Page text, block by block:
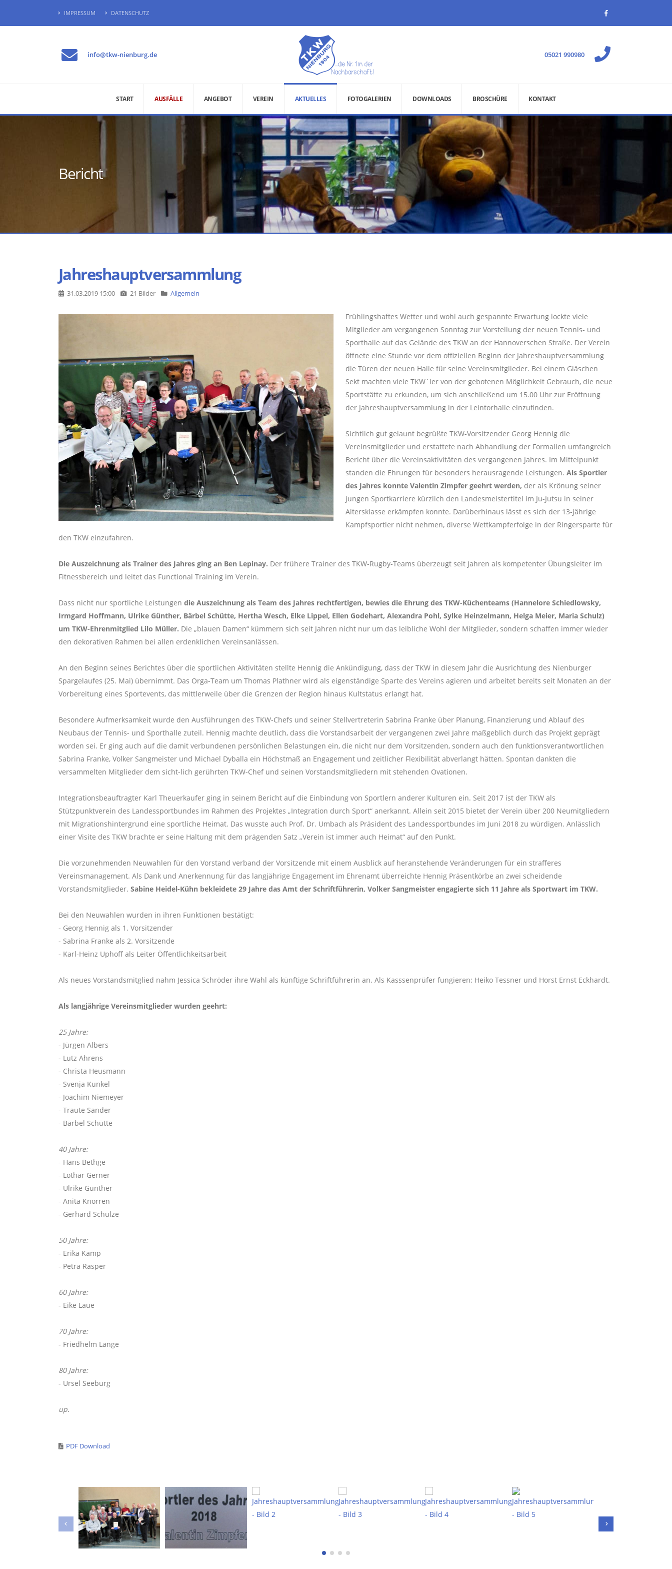
IMPRESSUM DATENSCHUTZ
info@tkw-nienburg.de 05021 990980
START AUSFÄLLE ANGEBOT VEREIN AKTUELLES FOTOGALERIEN DOWNLOADS BROSCHÜRE KONTAKT
Bericht
Jahreshauptversammlung
31.03.2019 15:00 21 Bilder Allgemein
Frühlingshaftes Wetter und wohl auch gespannte Erwartung lockte viele
Mitglieder am vergangenen Sonntag zur Vorstellung der neuen Tennis- und
Sporthalle auf das Gelände des TKW an der Hannoverschen Straße. Der Verein
öffnete eine Stunde vor dem offiziellen Beginn der Jahreshauptversammlung
die Türen der neuen Halle für seine Vereinsmitglieder. Bei einem Gläschen
Sekt machten viele TKW`ler von der gebotenen Möglichkeit Gebrauch, die neue
Sportstätte zu erkunden, um sich anschließend um 15.00 Uhr zur Eröffnung
der Jahreshauptversammlung in der Leintorhalle einzufinden.
Sichtlich gut gelaunt begrüßte TKW-Vorsitzender Georg Hennig die
Vereinsmitglieder und erstattete nach Abhandlung der Formalien umfangreich
Bericht über die Vereinsaktivitäten des vergangenen Jahres. Im Mittelpunkt
standen die Ehrungen für besonders herausragende Leistungen. Als Sportler
des Jahres konnte Valentin Zimpfer geehrt werden, der als Krönung seiner
jungen Sportkarriere kürzlich den Landesmeistertitel im Ju-Jutsu in seiner
Altersklasse erkämpfen konnte. Darüberhinaus lässt es sich der 13-jährige
Kampfsportler nicht nehmen, diverse Wettkampferfolge in der Ringersparte für
den TKW einzufahren.
Die Auszeichnung als Trainer des Jahres ging an Ben Lepinay. Der frühere Trainer des TKW-Rugby-Teams überzeugt seit Jahren als kompetenter Übungsleiter im
Fitnessbereich und leitet das Functional Training im Verein.
Dass nicht nur sportliche Leistungen die Auszeichnung als Team des Jahres rechtfertigen, bewies die Ehrung des TKW-Küchenteams (Hannelore Schiedlowsky,
Irmgard Hoffmann, Ulrike Günther, Bärbel Schütte, Hertha Wesch, Elke Lippel, Ellen Godehart, Alexandra Pohl, Sylke Heinzelmann, Helga Meier, Maria Schulz)
um TKW-Ehrenmitglied Lilo Müller. Die „blauen Damen“ kümmern sich seit Jahren nicht nur um das leibliche Wohl der Mitglieder, sondern schaffen immer wieder
den dekorativen Rahmen bei allen erdenklichen Vereinsanlässen.
An den Beginn seines Berichtes über die sportlichen Aktivitäten stellte Hennig die Ankündigung, dass der TKW in diesem Jahr die Ausrichtung des Nienburger
Spargelaufes (25. Mai) übernimmt. Das Orga-Team um Thomas Plathner wird als eigenständige Sparte des Vereins agieren und arbeitet bereits seit Monaten an der
Vorbereitung eines Sportevents, das mittlerweile über die Grenzen der Region hinaus Kultstatus erlangt hat.
Besondere Aufmerksamkeit wurde den Ausführungen des TKW-Chefs und seiner Stellvertreterin Sabrina Franke über Planung, Finanzierung und Ablauf des
Neubaus der Tennis- und Sporthalle zuteil. Hennig machte deutlich, dass die Vorstandsarbeit der vergangenen zwei Jahre maßgeblich durch das Projekt geprägt
worden sei. Er ging auch auf die damit verbundenen persönlichen Belastungen ein, die nicht nur dem Vorsitzenden, sondern auch den funktionsverantwortlichen
Sabrina Franke, Volker Sangmeister und Michael Dyballa ein Höchstmaß an Engagement und zeitlicher Flexibilität abverlangt hätten. Spontan dankten die
versammelten Mitglieder dem sicht-lich gerührten TKW-Chef und seinen Vorstandsmitgliedern mit stehenden Ovationen.
Integrationsbeauftragter Karl Theuerkaufer ging in seinem Bericht auf die Einbindung von Sportlern anderer Kulturen ein. Seit 2017 ist der TKW als
Stützpunktverein des Landessportbundes im Rahmen des Projektes „Integration durch Sport“ anerkannt. Allein seit 2015 bietet der Verein über 200 Neumitgliedern
mit Migrationshintergrund eine sportliche Heimat. Das wusste auch Prof. Dr. Umbach als Präsident des Landessportbundes im Juni 2018 zu würdigen. Anlässlich
einer Visite des TKW brachte er seine Haltung mit dem prägenden Satz „Verein ist immer auch Heimat“ auf den Punkt.
Die vorzunehmenden Neuwahlen für den Vorstand verband der Vorsitzende mit einem Ausblick auf heranstehende Veränderungen für ein strafferes
Vereinsmanagement. Als Dank und Anerkennung für das langjährige Engagement im Ehrenamt überreichte Hennig Präsentkörbe an zwei scheidende
Vorstandsmitglieder. Sabine Heidel-Kühn bekleidete 29 Jahre das Amt der Schriftführerin, Volker Sangmeister engagierte sich 11 Jahre als Sportwart im TKW.
Bei den Neuwahlen wurden in ihren Funktionen bestätigt:
- Georg Hennig als 1. Vorsitzender
- Sabrina Franke als 2. Vorsitzende
- Karl-Heinz Uphoff als Leiter Öffentlichkeitsarbeit
Als neues Vorstandsmitglied nahm Jessica Schröder ihre Wahl als künftige Schriftführerin an. Als Kasssenprüfer fungieren: Heiko Tessner und Horst Ernst Eckhardt.
Als langjährige Vereinsmitglieder wurden geehrt:
25 Jahre:
- Jürgen Albers
- Lutz Ahrens
- Christa Heusmann
- Svenja Kunkel
- Joachim Niemeyer
- Traute Sander
- Bärbel Schütte
40 Jahre:
- Hans Bethge
- Lothar Gerner
- Ulrike Günther
- Anita Knorren
- Gerhard Schulze
50 Jahre:
- Erika Kamp
- Petra Rasper
60 Jahre:
- Eike Laue
70 Jahre:
- Friedhelm Lange
80 Jahre:
- Ursel Seeburg
up.
PDF Download